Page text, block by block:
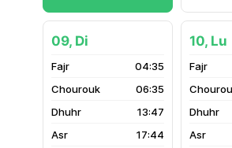
09, Di
04:35
06:35
13:47
17:44
10, Lu